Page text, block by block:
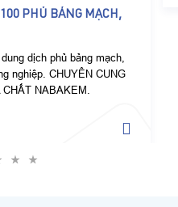
PHỦ BẢNG MẠCH,
dịch phủ bảng mạch,
nghiệp. CHUYÊN CUNG
NABAKEM.